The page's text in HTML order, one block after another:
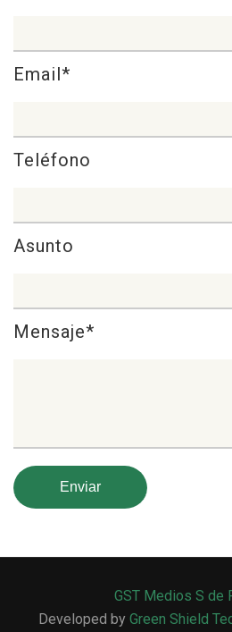
Email*
Teléfono
Asunto
Mensaje*
GST Medios S de
Developed by Green Shield